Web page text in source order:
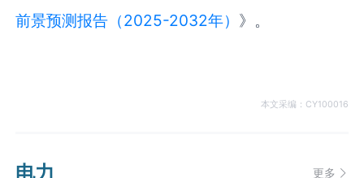
前景预测报告（2025-2032年） 》。
本文采编：CY100016
电力 更多